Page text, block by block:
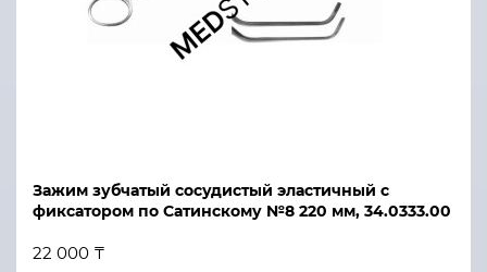
Зажим зубчатый сосудистый эластичный с
фиксатором по Сатинскому №8 220 мм, 34.0333.00
22 000 ₸